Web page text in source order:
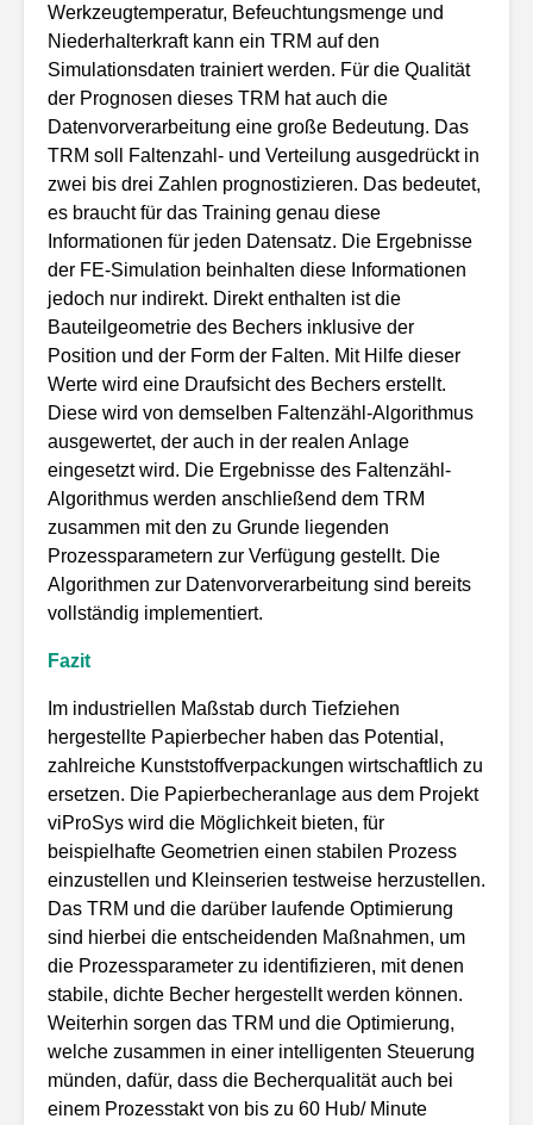
Werkzeugtemperatur, Befeuchtungsmenge und
Niederhalterkraft kann ein TRM auf den
Simulationsdaten trainiert werden. Für die Qualität
der Prognosen dieses TRM hat auch die
Datenvorverarbeitung eine große Bedeutung. Das
TRM soll Faltenzahl- und Verteilung ausgedrückt in
zwei bis drei Zahlen prognostizieren. Das bedeutet,
es braucht für das Training genau diese
Informationen für jeden Datensatz. Die Ergebnisse
der FE-Simulation beinhalten diese Informationen
jedoch nur indirekt. Direkt enthalten ist die
Bauteilgeometrie des Bechers inklusive der
Position und der Form der Falten. Mit Hilfe dieser
Werte wird eine Draufsicht des Bechers erstellt.
Diese wird von demselben Faltenzähl-Algorithmus
ausgewertet, der auch in der realen Anlage
eingesetzt wird. Die Ergebnisse des Faltenzähl-
Algorithmus werden anschließend dem TRM
zusammen mit den zu Grunde liegenden
Prozessparametern zur Verfügung gestellt. Die
Algorithmen zur Datenvorverarbeitung sind bereits
vollständig implementiert.
Fazit
Im industriellen Maßstab durch Tiefziehen
hergestellte Papierbecher haben das Potential,
zahlreiche Kunststoffverpackungen wirtschaftlich zu
ersetzen. Die Papierbecheranlage aus dem Projekt
viProSys wird die Möglichkeit bieten, für
beispielhafte Geometrien einen stabilen Prozess
einzustellen und Kleinserien testweise herzustellen.
Das TRM und die darüber laufende Optimierung
sind hierbei die entscheidenden Maßnahmen, um
die Prozessparameter zu identifizieren, mit denen
stabile, dichte Becher hergestellt werden können.
Weiterhin sorgen das TRM und die Optimierung,
welche zusammen in einer intelligenten Steuerung
münden, dafür, dass die Becherqualität auch bei
einem Prozesstakt von bis zu 60 Hub/ Minute